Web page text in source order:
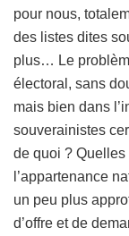
pour nous,
des listes dites
plus… Le
électoral, sans
mais bien dans
souverainistes
de quoi ?
l’appartenance
un peu plus
d’offre et de